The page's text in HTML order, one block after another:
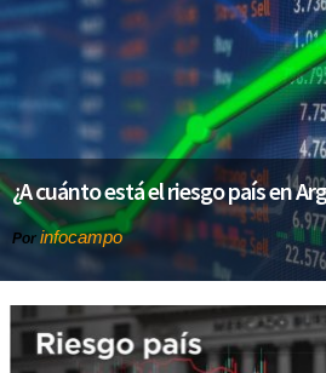
¿A cuánto está el riesgo país en
Por infocampo